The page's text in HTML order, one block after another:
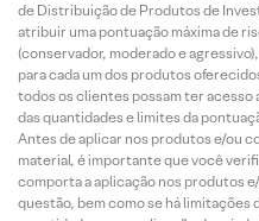
de Distribuição de Produtos de
atribuir uma pontuação máxima de
(conservador, moderado e
para cada um dos produtos
todos os clientes possam ter
das quantidades e limites da
Antes de aplicar nos produtos e/ou
material, é importante que você
comporta a aplicação nos produtos
questão, bem como se há limitações